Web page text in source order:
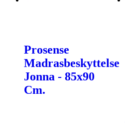
Prosense
Madrasbeskyttelse
Jonna - 85x90
Cm.